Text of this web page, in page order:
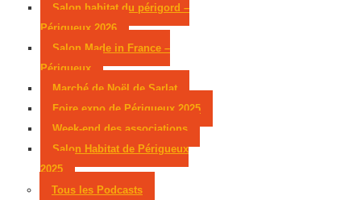
Salon habitat du périgord –
Périgueux 2026
Salon Made in France –
Périgueux
Marché de Noël de Sarlat
Foire expo de Périgueux 2025
Week-end des associations
Salon Habitat de Périgueux
2025
Tous les Podcasts